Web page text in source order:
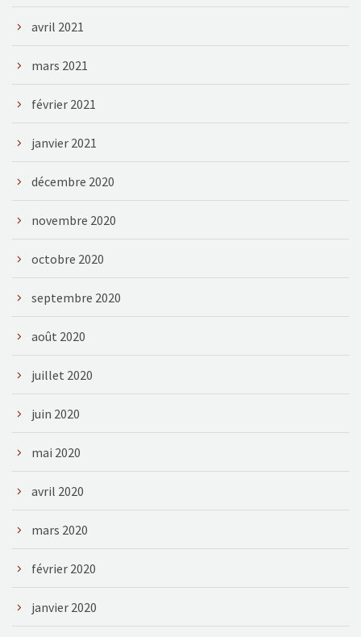
avril 2021
mars 2021
février 2021
janvier 2021
décembre 2020
novembre 2020
octobre 2020
septembre 2020
août 2020
juillet 2020
juin 2020
mai 2020
avril 2020
mars 2020
février 2020
janvier 2020